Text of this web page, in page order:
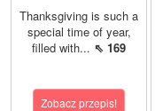
Thanksgiving is such a
special time of year,
filled with... ⇖ 169
Zobacz przepis!